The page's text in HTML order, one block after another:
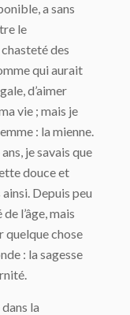
a sans
le
des
qui aurait
d’aimer
vie ; mais je
: la mienne.
je savais que
douce et
Depuis peu
l’âge, mais
quelque chose
: la sagesse
la